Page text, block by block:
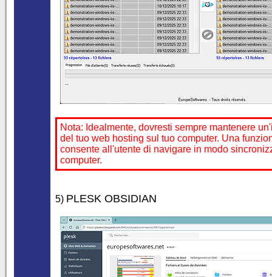
Nota: Idealmente, dovresti sempre mantenere
del tuo web hosting sul tuo computer. Una
consente all'utente di navigare in modo
computer.
5) PLESK OBSIDIAN